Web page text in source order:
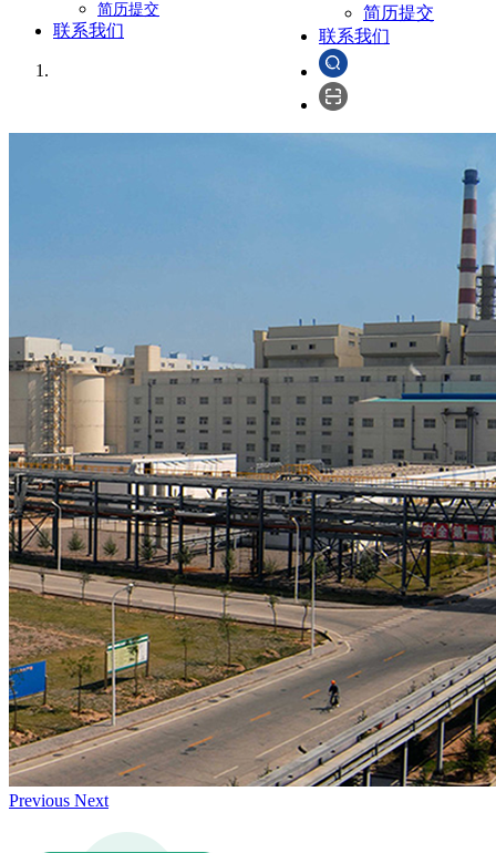
简历提交
联系我们
简历提交
联系我们
Previous Next